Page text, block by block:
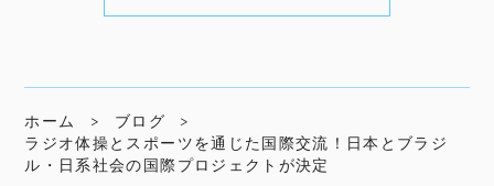
ホーム
ブログ
ラジオ体操とスポーツを通じた国際交流！日本とブラジ
ル・日系社会の国際プロジェクトが決定